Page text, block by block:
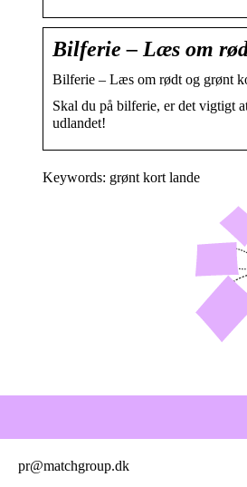
Bilferie – Læs om
Bilferie – Læs om rødt og grønt
Skal du på bilferie, er det vigtigt
udlandet!
Keywords: grønt kort lande
pr@matchgroup.dk